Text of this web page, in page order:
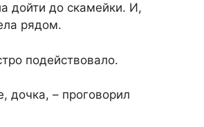
дойти до скамейки. И,
рядом.
подействовало.
дочка, – проговорил